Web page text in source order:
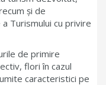
şi de
Turismului cu privire
de primire
flori în cazul
caracteristici pe